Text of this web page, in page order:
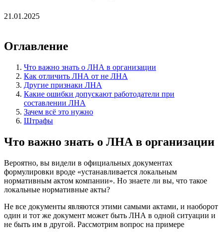
21.01.2025
Оглавление
Что важно знать о ЛНА в организации
Как отличить ЛНА от не ЛНА
Другие признаки ЛНА
Какие ошибки допускают работодатели при
составлении ЛНА
Зачем всё это нужно
Штрафы
Что важно знать о ЛНА в организации
Вероятно, вы видели в официальных документах
формулировки вроде «устанавливается локальным
нормативным актом компании». Но знаете ли вы, что такое
локальные нормативные акты?
Не все документы являются этими самыми актами, и наоборот
один и тот же документ может быть ЛНА в одной ситуации и
не быть им в другой. Рассмотрим вопрос на примере